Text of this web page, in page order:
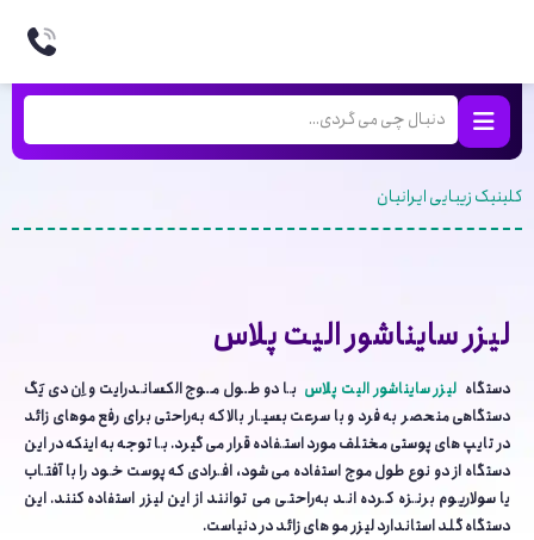
کلینیک زیبایی ایرانیان
لیزر سایناشور الیت پلاس
دستگاه لیزر سایناشور الیت پلاس بـا دو طــول مــوج الکسانـدرایت و اِن دی یَگ
دستگاهی منحصر به فرد و با سرعت بسیـار بالا که به‌راحتی برای رفع موهای زائد
در تایپ­ های پوستی مختلف مورد استـفاده قرار می گیرد. بـا توجه به اینکه در این
دستگاه از دو نوع طول موج استفاده می­ شود، افـرادی که پوست خـود را با آفتـاب
یا سولاریـوم برنـزه کـرده انـد به‌راحتـی می توانند از این لیزر استفاده کنند. این
دستگاه گلد استاندارد لیزر مو های زائد در دنیاست.